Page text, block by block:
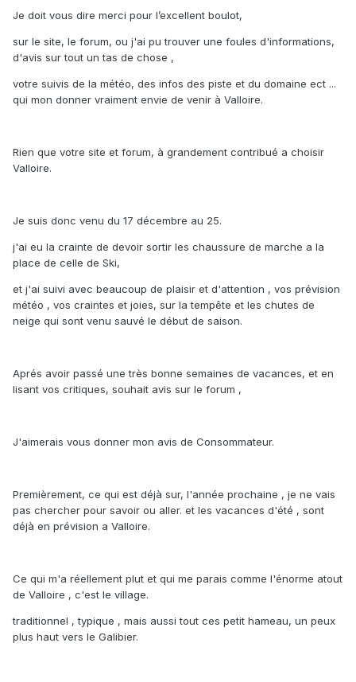
Je doit vous dire merci pour l’excellent boulot,
sur le site, le forum, ou j'ai pu trouver une foules d'informations,
d'avis sur tout un tas de chose ,
votre suivis de la météo, des infos des piste et du domaine ect ...
qui mon donner vraiment envie de venir à Valloire.
Rien que votre site et forum, à grandement contribué a choisir
Valloire.
Je suis donc venu du 17 décembre au 25.
j'ai eu la crainte de devoir sortir les chaussure de marche a la
place de celle de Ski,
et j'ai suivi avec beaucoup de plaisir et d'attention , vos prévision
météo , vos craintes et joies, sur la tempête et les chutes de
neige qui sont venu sauvé le début de saison.
Aprés avoir passé une très bonne semaines de vacances, et en
lisant vos critiques, souhait avis sur le forum ,
J'aimerais vous donner mon avis de Consommateur.
Premièrement, ce qui est déjà sur, l'année prochaine , je ne vais
pas chercher pour savoir ou aller. et les vacances d'été , sont
déjà en prévision a Valloire.
Ce qui m'a réellement plut et qui me parais comme l'énorme atout
de Valloire , c'est le village.
traditionnel , typique , mais aussi tout ces petit hameau, un peux
plus haut vers le Galibier.